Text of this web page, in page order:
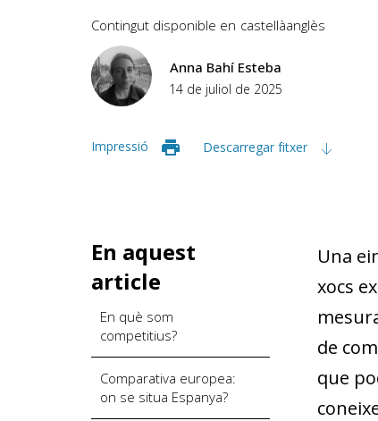
Contingut disponible en castellàanglès
Anna Bahí Esteba
14 de juliol de 2025
Impressió Descarregar fitxer
En aquest
article
En què som
competitius?
Comparativa europea:
on se situa Espanya?
Una
xocs
de
que